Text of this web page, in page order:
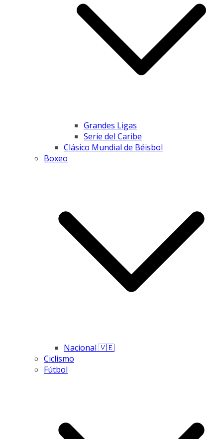
Grandes Ligas
Serie del Caribe
Clásico Mundial de Béisbol
Boxeo
Nacional 🇻🇪
Ciclismo
Fútbol